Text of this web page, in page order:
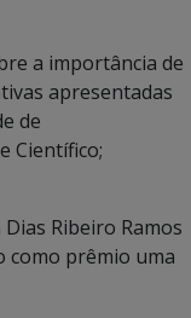
a importância de
apresentadas
de
Científico;
Ribeiro Ramos
como prêmio uma